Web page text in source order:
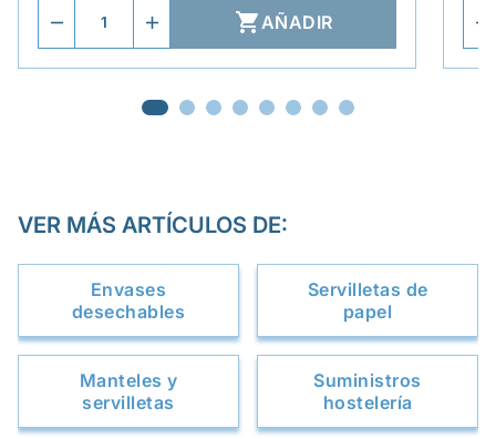
AÑADIR
VER MÁS ARTÍCULOS DE:
Envases
desechables
Servilletas de
papel
Manteles y
servilletas
Suministros
hostelería